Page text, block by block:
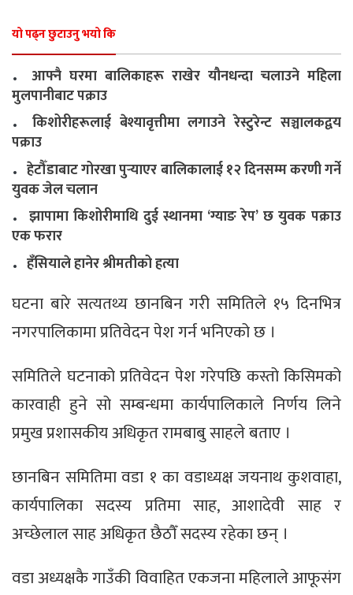
यो पढ्न छुटाउनु भयो कि
.
आफ्नै घरमा बालिकाहरू राखेर यौनधन्दा चलाउने महिला
मुलपानीबाट पक्राउ
.
किशोरीहरूलाई बेश्यावृत्तीमा लगाउने रेस्टुरेन्ट सञ्चालकद्वय
पक्राउ
. हेटौँडाबाट गोरखा पुर्‍याएर बालिकालाई १२ दिनसम्म करणी गर्ने
युवक जेल चलान
. झापामा किशोरीमाथि दुई स्थानमा ‘ग्याङ रेप’ छ युवक पक्राउ
एक फरार
. हँसियाले हानेर श्रीमतीको हत्या
घटना बारे सत्यतथ्य छानबिन गरी समितिले १५ दिनभित्र
नगरपालिकामा प्रतिवेदन पेश गर्न भनिएको छ ।
समितिले घटनाको प्रतिवेदन पेश गरेपछि कस्तो किसिमको
कारवाही हुने सो सम्बन्धमा कार्यपालिकाले निर्णय लिने
प्रमुख प्रशासकीय अधिकृत रामबाबु साहले बताए ।
छानबिन समितिमा वडा १ का वडाध्यक्ष जयनाथ कुशवाहा,
कार्यपालिका सदस्य प्रतिमा साह, आशादेवी साह र
अच्छेलाल साह अधिकृत छैठौँ सदस्य रहेका छन् ।
वडा अध्यक्षकै गाउँकी विवाहित एकजना महिलाले आफूसंग